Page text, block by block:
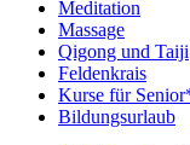
Meditation
Massage
Qigong und Taiji
Feldenkrais
Kurse für
Bildungsurlaub